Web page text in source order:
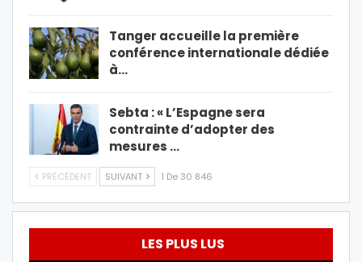
Tanger accueille la première
conférence internationale dédiée
à…
Sebta : « L’Espagne sera
contrainte d’adopter des
mesures …
PRÉCÉDENT SUIVANT 1 De 30 846
LES PLUS LUS